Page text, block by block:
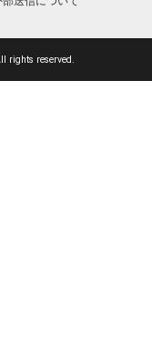
rights reserved.